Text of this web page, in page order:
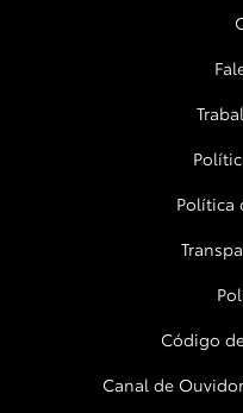
Política
Código
Canal de